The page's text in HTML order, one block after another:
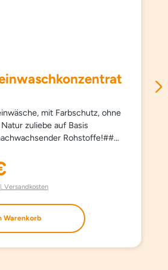
mit Farbschutz, ohne
Rohstoffe!##
schon ab 15°C und hält
Kein Weichspüler
bügelleicht. Haut- und
Mit
Substanzen und
Versandkosten
Warenkorb